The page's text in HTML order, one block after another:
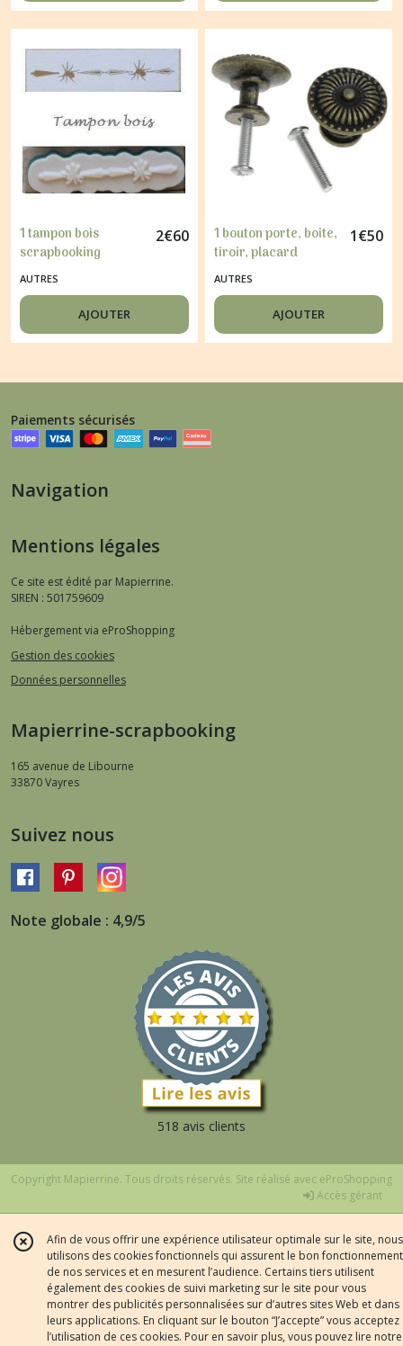
1 tampon bois
scrapbooking
carterie DECORATION
5
2€60
AUTRES
AJOUTER
1 bouton porte, boite,
tiroir, placard
bronze antique
DECORATION.
1€50
AUTRES
AJOUTER
Paiements sécurisés
Navigation
Mentions légales
Ce site est édité par Mapierrine.
SIREN : 501759609
Hébergement via eProShopping
Gestion des cookies
Données personnelles
Mapierrine-scrapbooking
165 avenue de Libourne
33870Vayres
Suivez nous
Note globale : 4,9/5
518 avis clients
Copyright Mapierrine. Tous droits réservés. Site réalisé avec eProShopping
Accès gérant
Afin de vous offrir une expérience utilisateur optimale sur le site, nous
utilisons des cookies fonctionnels qui assurent le bon fonctionnement
de nos services et en mesurent l’audience. Certains tiers utilisent
également des cookies de suivi marketing sur le site pour vous
montrer des publicités personnalisées sur d’autres sites Web et dans
leurs applications. En cliquant sur le bouton “J’accepte” vous acceptez
l’utilisation de ces cookies. Pour en savoir plus, vous pouvez lire notre